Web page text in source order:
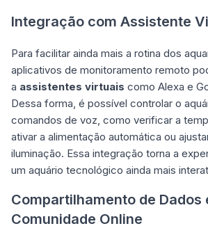
Integração com Assistente
Para facilitar ainda mais a rotina dos
aplicativos de monitoramento remoto
a assistentes virtuais como Alexa e
Dessa forma, é possível controlar o
comandos de voz, como verificar a
ativar a alimentação automática ou
iluminação. Essa integração torna a
um aquário tecnológico ainda mais
Compartilhamento de Dados
Comunidade Online